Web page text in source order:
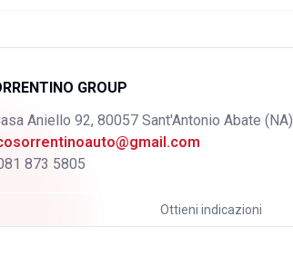
GROUP
Aniello 92, 80057 Sant'Antonio Abate (NA)
873 5805
Ottieni indicazioni